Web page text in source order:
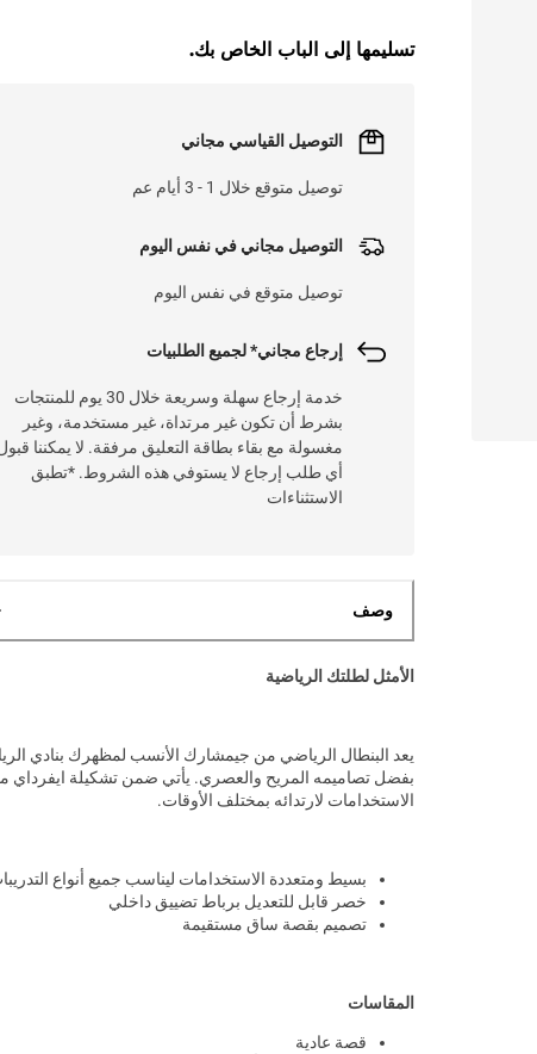
تسليمها إلى الباب الخاص بك.
التوصيل القياسي مجاني
توصيل متوقع خلال 1 - 3 أيام عم
التوصيل مجاني في نفس اليوم
توصيل متوقع في نفس اليوم
إرجاع مجاني* لجميع الطلبيات
خدمة إرجاع سهلة وسريعة خلال 30 يوم للمنتجات
بشرط أن تكون غير مرتداة، غير مستخدمة، وغير
مغسولة مع بقاء بطاقة التعليق مرفقة. لا يمكننا
أي طلب إرجاع لا يستوفي هذه الشروط. *تطبق
الاستثناءات
وصف
الأمثل لطلتك الرياضية
يعد البنطال الرياضي من جيمشارك الأنسب لمظهرك بنادي
بفضل تصاميمه المريح والعصري. يأتي ضمن تشكيلة ايفرداي
الاستخدامات لارتدائه بمختلف الأوقات.
بسيط ومتعددة الاستخدامات ليناسب جميع أنواع
خصر قابل للتعديل برباط تضييق داخلي
تصميم بقصة ساق مستقيمة
المقاسات
قصة عادية